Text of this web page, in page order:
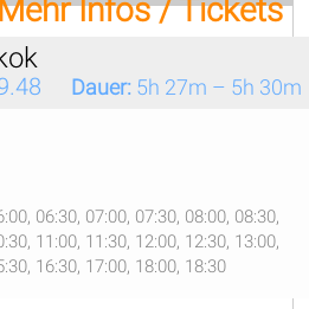
Infos / Tickets
Dauer:5h 27m – 5h 30m
06:30, 07:00, 07:30, 08:00, 08:30,
11:00, 11:30, 12:00, 12:30, 13:00,
16:30, 17:00, 18:00, 18:30